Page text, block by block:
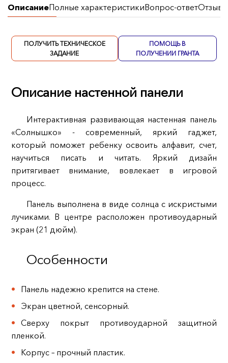
ОписаниеПолные характеристикиВопрос-ответОтзывы
ПОЛУЧИТЬ ТЕХНИЧЕСКОЕ
ЗАДАНИЕ
ПОМОЩЬ В
ПОЛУЧЕНИИ ГРАНТА
Описание настенной панели
Интерактивная развивающая настенная панель
«Солнышко» - современный, яркий гаджет,
который поможет ребенку освоить алфавит, счет,
научиться писать и читать. Яркий дизайн
притягивает внимание, вовлекает в игровой
процесс.
Панель выполнена в виде солнца с искристыми
лучиками. В центре расположен противоударный
экран (21 дюйм).
Особенности
Панель надежно крепится на стене.
Экран цветной, сенсорный.
Сверху покрыт противоударной защитной
пленкой.
Корпус – прочный пластик.